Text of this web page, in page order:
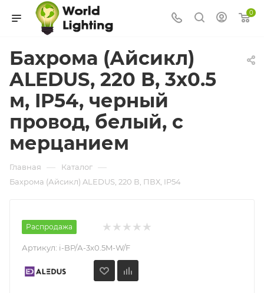
0
Бахрома (Айсикл)
ALEDUS, 220 В, 3x0.5
м, IP54, черный
провод, белый, с
мерцанием
Главная — Каталог —
Бахрома (Айсикл) ALEDUS, 220 В, ПВХ, IP54
Распродажа
Артикул: i-BP/А-3x0.5M-W/F